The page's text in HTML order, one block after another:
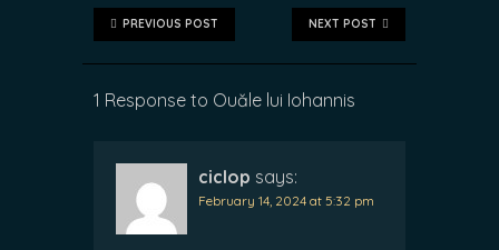
NEXT POST
PREVIOUS POST
1 Response to Ouăle lui Iohannis
ciclop says:
February 14, 2024 at 5:32 pm